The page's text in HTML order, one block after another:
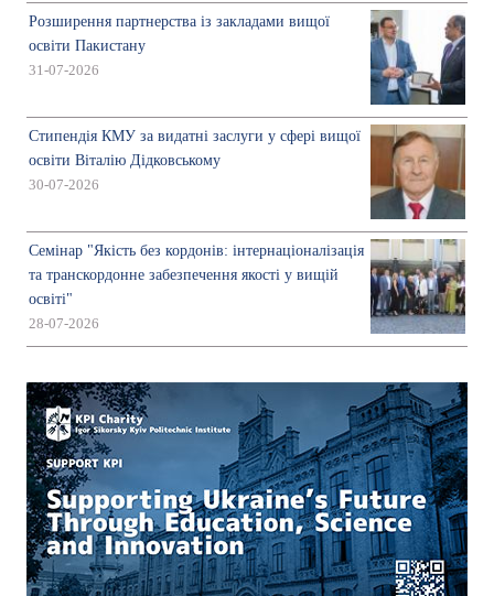
Розширення партнерства із закладами вищої
освіти Пакистану
31-07-2026
Стипендія КМУ за видатні заслуги у сфері вищої
освіти Віталію Дідковському
30-07-2026
Семінар "Якість без кордонів: інтернаціоналізація
та транскордонне забезпечення якості у вищій
освіті"
28-07-2026